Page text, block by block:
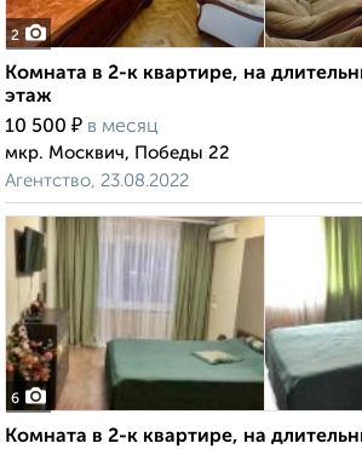
2
Комната в 2-к квартире, на
этаж
10 500 ₽ в месяц
мкр. Москвич, Победы 22
Агентство, 23.08.2022
6
Комната в 2-к квартире, на